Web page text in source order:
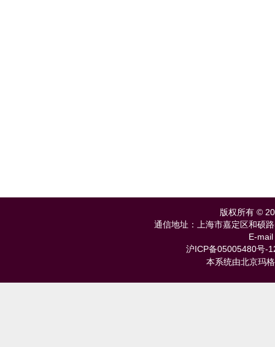
版权所有 ©
通信地址：上海市嘉定区和硕
E-
沪ICP备05005480号-
本系统由北京玛